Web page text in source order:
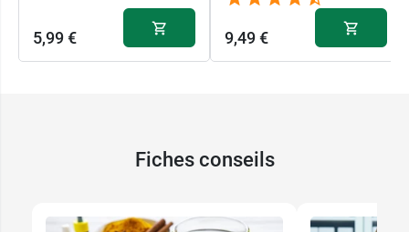
5,99 € 9,49 €
Fiches conseils